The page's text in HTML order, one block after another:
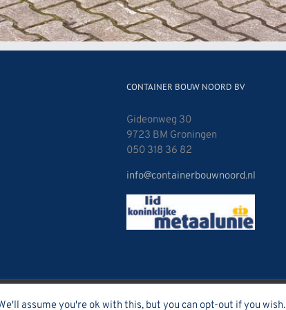
CONTAINER BOUW NOORD BV
Gideonweg 30
9723 BM Groningen
050 318 36 82
info@containerbouwnoord.nl
assume you're ok with this, but you can opt-out if you wish.